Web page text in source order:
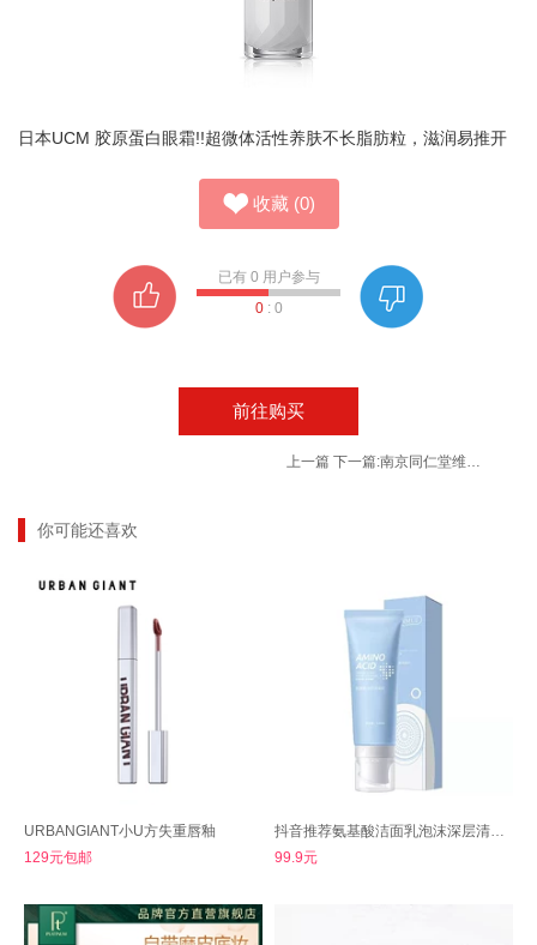
日本UCM 胶原蛋白眼霜!!超微体活性养肤不长脂肪粒，滋润易推开
收藏 (0)
已有 0 用户参与
0: 0
前往购买
上一篇 下一篇: 南京同仁堂维思健益生菌60片咀嚼片
你可能还喜欢
URBANGIANT小U方失重唇釉
129元包邮
抖音推荐氨基酸洁面乳泡沫深层清洁洗面奶
99.9元